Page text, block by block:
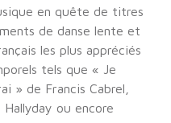
en quête de titres
de danse lente et
les plus appréciés
tels que « Je
» de Francis Cabrel,
ou encore